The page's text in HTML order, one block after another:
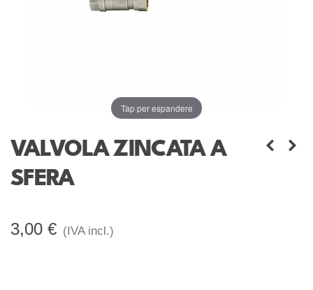
Tap per espandere
VALVOLA ZINCATA A
SFERA
3,00 € (IVA incl.)